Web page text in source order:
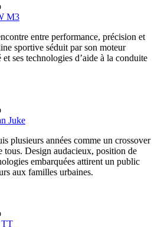
M3
entre performance, précision et
sportive séduit par son moteur
ses technologies d’aide à la conduite
Juke
plusieurs années comme un crossover
tous. Design audacieux, position de
embarquées attirent un public
aux familles urbaines.
TT